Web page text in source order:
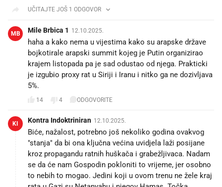
UČITAJTE JOŠ 1 ODGOVOR
MB Mile Brbica 1 12.10.2025.
haha a kako nema u vijestima kako su arapske države
bojkotirale arapski summit kojeg je Putin organizirao
krajem listopada pa je sad odustao od njega. Prakticki
je izgubio proxy rat u Siriji i Iranu i nitko ga ne dozivljava
5%.
14 4 ODGOVORITE
KI Kontra Indoktriniran 12.10.2025.
Biće, nažalost, potrebno još nekoliko godina ovakvog
"stanja" da bi ona ključna većina uvidjela laži posijane
kroz propagandu ratnih huškača i grabežljivaca. Nadam
se da će nam Gospodin pokloniti to vrijeme, jer osobno
to nebih to mogao. Jedini koji u ovom trenu ne žele kraj